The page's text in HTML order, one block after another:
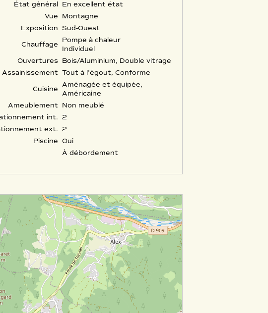
État général
En excellent état
Vue
Montagne
Exposition Sud-Ouest
Chauffage
Pompe à chaleur
Individuel
Ouvertures Bois/Aluminium, Double vitrage
Assainissement Tout à l'égout, Conforme
Cuisine
Aménagée et équipée,
Américaine
Ameublement
Non meublé
int. 2
ext. 2
Piscine Oui
À débordement